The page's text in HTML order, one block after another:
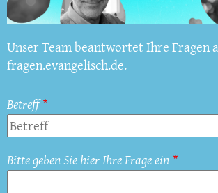
Unser Team beantwortet Ihre Fragen
fragen.evangelisch.de.
Betreff
Bitte geben Sie hier Ihre Frage ein